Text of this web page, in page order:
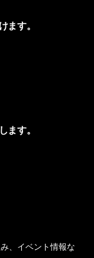
ます。
ます。
、イベント情報な